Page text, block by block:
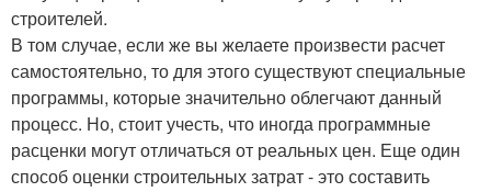
строителей.
В том случае, если же вы желаете произвести расчет
самостоятельно, то для этого существуют специальные
программы, которые значительно облегчают данный
процесс. Но, стоит учесть, что иногда программные
расценки могут отличаться от реальных цен. Еще один
способ оценки строительных затрат - это составить